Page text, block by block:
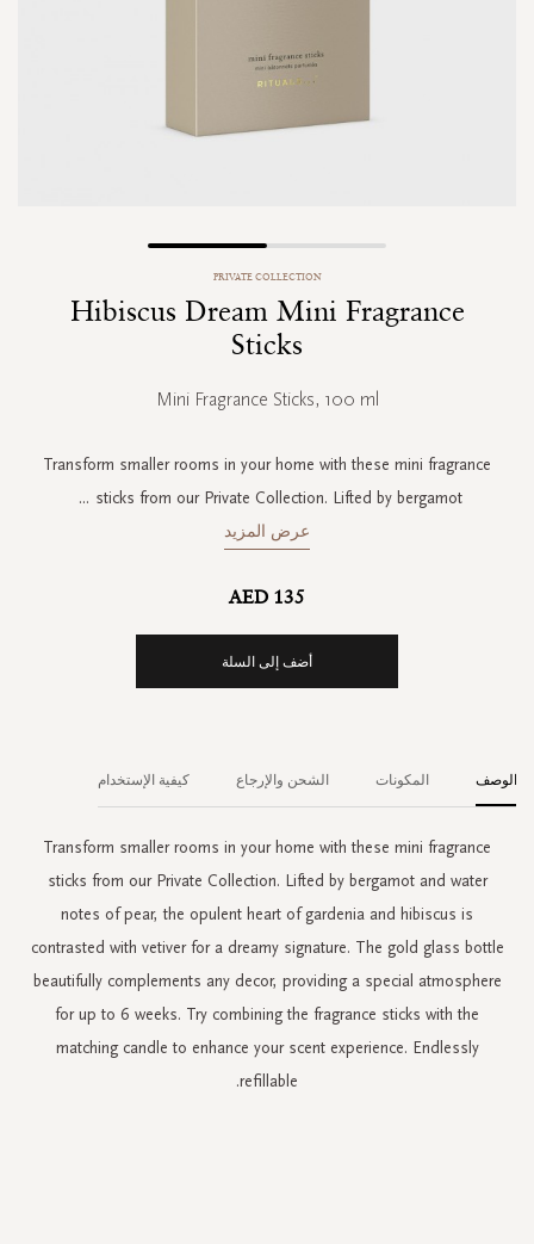
PRIVATE COLLECTION
Hibiscus Dream Mini Fragrance
Sticks
Mini Fragrance Sticks, 100 ml
Transform smaller rooms in your home with these mini fragrance
sticks from our Private Collection. Lifted by bergamot
...
عرض المزيد
AED 135
أضف إلى السلة
الوصف
Transform smaller rooms in your home with these mini fragrance
sticks from our Private Collection. Lifted by bergamot and water
notes of pear, the opulent heart of gardenia and hibiscus is
contrasted with vetiver for a dreamy signature. The gold glass bottle
beautifully complements any decor, providing a special atmosphere
for up to 6 weeks. Try combining the fragrance sticks with the
matching candle to enhance your scent experience. Endlessly
refillable.
المكونات الشحن والإرجاع كيفية الإستخدام